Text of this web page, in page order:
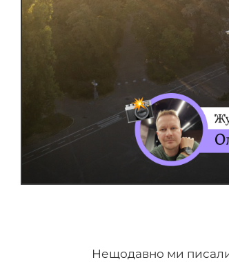
Нещодавно ми